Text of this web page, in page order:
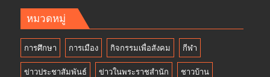
หมวดหมู่
การศึกษา การเมือง กิจกรรมเพื่อสังคม กีฬา
ข่าวประชาสัมพันธ์ ข่าวในพระราชสำนัก ชาวบ้าน